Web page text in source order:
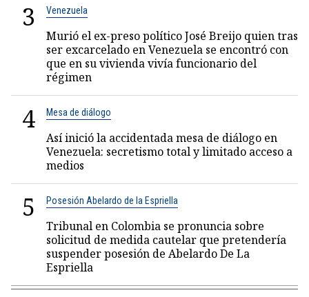
3 Venezuela
Murió el ex-preso político José Breijo quien tras
ser excarcelado en Venezuela se encontró con
que en su vivienda vivía funcionario del
régimen
4 Mesa de diálogo
Así inició la accidentada mesa de diálogo en
Venezuela: secretismo total y limitado acceso a
medios
5 Posesión Abelardo de la Espriella
Tribunal en Colombia se pronuncia sobre
solicitud de medida cautelar que pretendería
suspender posesión de Abelardo De La
Espriella